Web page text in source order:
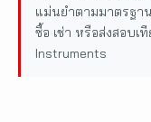
แม่นยำตามมาตรฐา
ซื้อ เช่า หรือส่งสอบเ
Instruments